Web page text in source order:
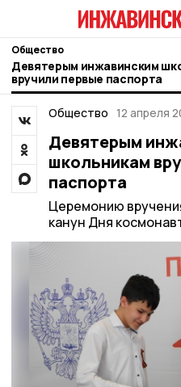
Общество
Девятерым инжавинским
вручили первые паспорта
Общество 12 апреля
Девятерым
школьникам
паспорта
Церемонию
канун Дня